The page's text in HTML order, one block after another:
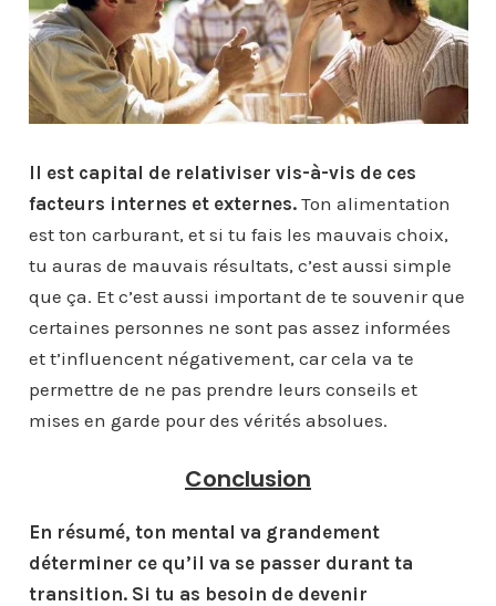
Il est capital de relativiser vis-à-vis de ces
facteurs internes et externes.Ton alimentation
est ton carburant, et si tu fais les mauvais choix,
tu auras de mauvais résultats, c’est aussi simple
que ça. Et c’est aussi important de te souvenir que
certaines personnes ne sont pas assez informées
et t’influencent négativement, car cela va te
permettre de ne pas prendre leurs conseils et
mises en garde pour des vérités absolues.
Conclusion
En résumé, ton mental va grandement
déterminer ce qu’il va se passer durant ta
transition. Si tu as besoin de devenir